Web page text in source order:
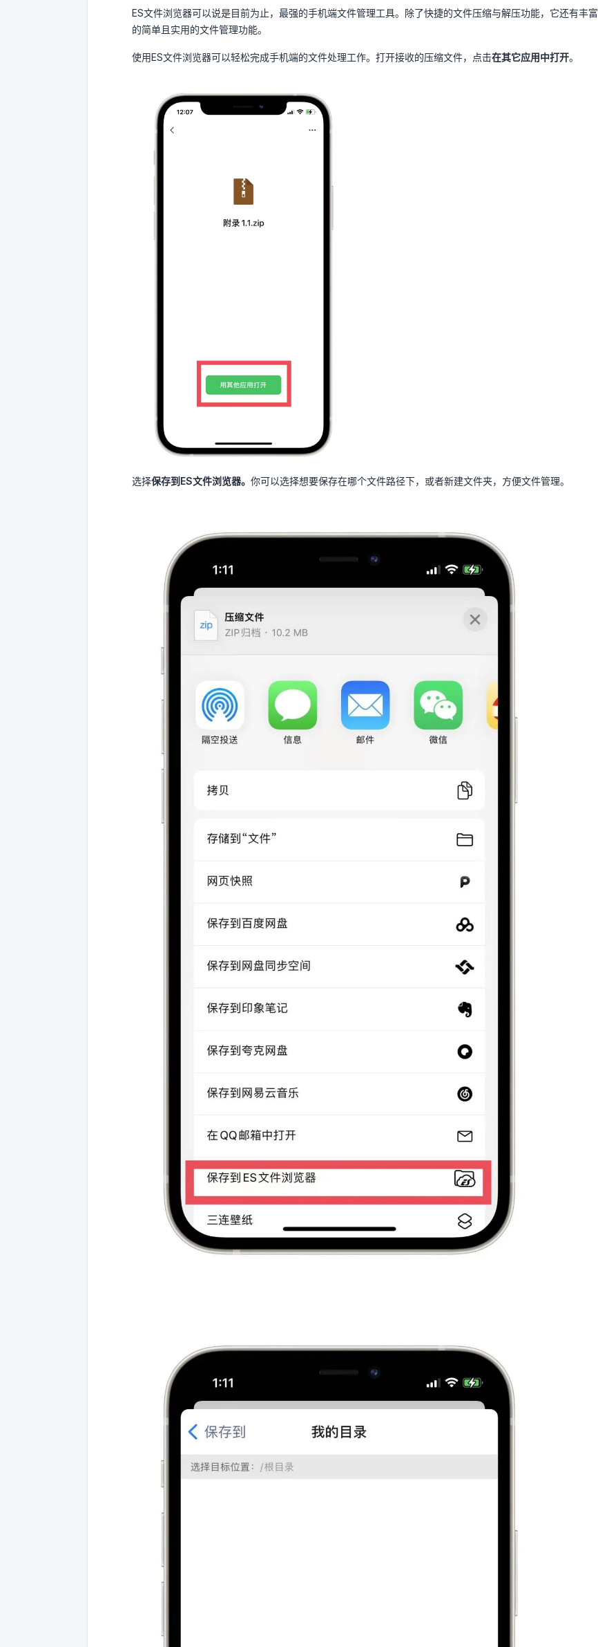
ES文件浏览器可以说是目前为止，最强的手机端文件管理工具。除了快捷的文件压缩与解压功能，它还有丰富
的简单且实用的文件管理功能。
使用ES文件浏览器可以轻松完成手机端的文件处理工作。打开接收的压缩文件，点击在其它应用中打开。
选择保存到ES文件浏览器。 你可以选择想要保存在哪个文件路径下，或者新建文件夹，方便文件管理。